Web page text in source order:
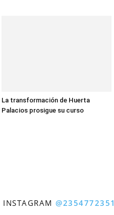
La transformación de Huerta
Palacios prosigue su curso
INSTAGRAM@2354772351